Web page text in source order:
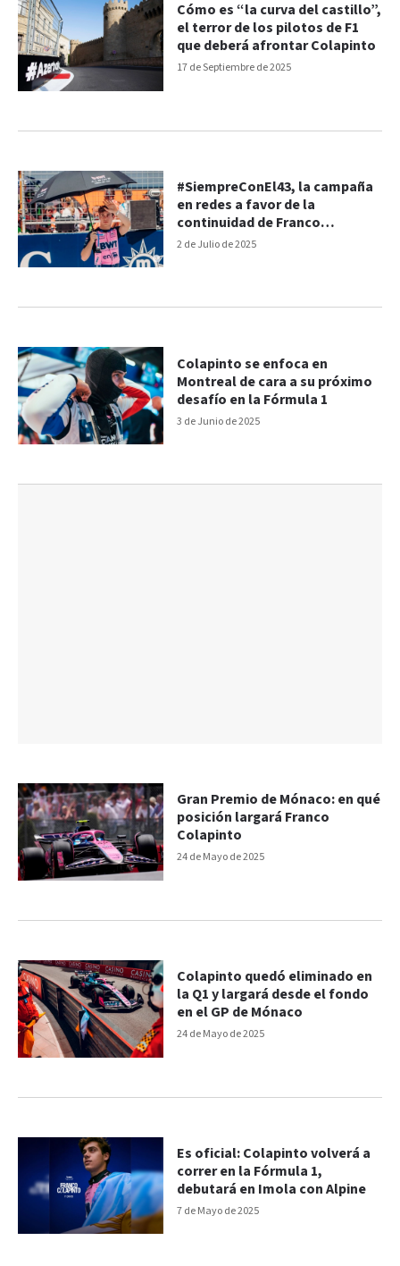
17 de Septiembre de 2025
Cómo es “la curva del castillo”,
el terror de los pilotos de F1
que deberá afrontar Colapinto
2 de Julio de 2025
#SiempreConEl43, la campaña
en redes a favor de la
continuidad de Franco
Colapinto en la F1
3 de Junio de 2025
Colapinto se enfoca en
Montreal de cara a su próximo
desafío en la Fórmula 1
24 de Mayo de 2025
Gran Premio de Mónaco: en qué
posición largará Franco
Colapinto
24 de Mayo de 2025
Colapinto quedó eliminado en
la Q1 y largará desde el fondo
en el GP de Mónaco
7 de Mayo de 2025
Es oficial: Colapinto volverá a
correr en la Fórmula 1,
debutará en Imola con Alpine